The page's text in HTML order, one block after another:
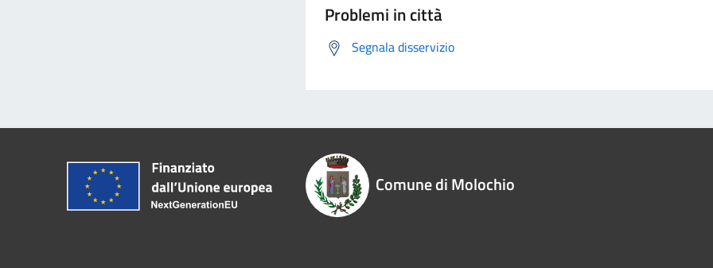
Problemi in città
Segnala disservizio
Comune di Molochio